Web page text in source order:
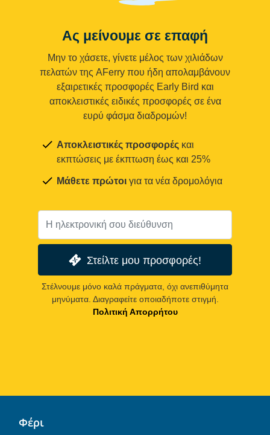
Ας μείνουμε σε επαφή
Μην το χάσετε, γίνετε μέλος των χιλιάδων
πελατών της AFerry που ήδη απολαμβάνουν
εξαιρετικές προσφορές Early Bird και
αποκλειστικές ειδικές προσφορές σε ένα
ευρύ φάσμα διαδρομών!
Αποκλειστικές προσφορές και
εκπτώσεις με έκπτωση έως και 25%
Μάθετε πρώτοι για τα νέα δρομολόγια
Στείλτε μου προσφορές!
Στέλνουμε μόνο καλά πράγματα, όχι ανεπιθύμητα
μηνύματα. Διαγραφείτε οποιαδήποτε στιγμή.
Πολιτική Απορρήτου
Φέρι